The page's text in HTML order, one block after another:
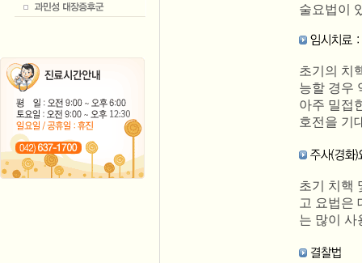
술요법이
초기의 치
능할 경우
아주 밀접
호전을 기
초기 치핵
고 요법은
는 많이 사